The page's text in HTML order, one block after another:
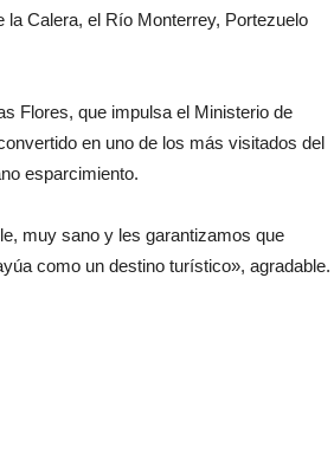
Calera, el Río Monterrey, Portezuelo
Flores, que impulsa el Ministerio de
en uno de los más visitados del
esparcimiento.
muy sano y les garantizamos que
como un destino turístico», agradable.